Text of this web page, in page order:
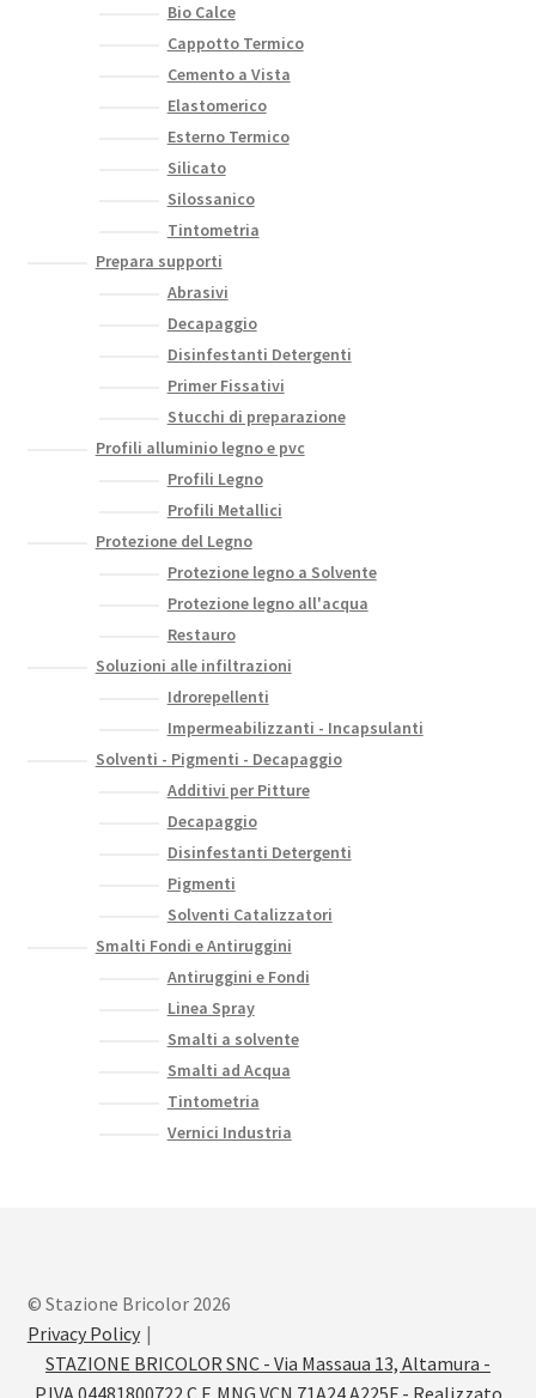
Bio Calce
Cappotto Termico
Cemento a Vista
Elastomerico
Esterno Termico
Silicato
Silossanico
Tintometria
Prepara supporti
Abrasivi
Decapaggio
Disinfestanti Detergenti
Primer Fissativi
Stucchi di preparazione
Profili alluminio legno e pvc
Profili Legno
Profili Metallici
Protezione del Legno
Protezione legno a Solvente
Protezione legno all'acqua
Restauro
Soluzioni alle infiltrazioni
Idrorepellenti
Impermeabilizzanti - Incapsulanti
Solventi - Pigmenti - Decapaggio
Additivi per Pitture
Decapaggio
Disinfestanti Detergenti
Pigmenti
Solventi Catalizzatori
Smalti Fondi e Antiruggini
Antiruggini e Fondi
Linea Spray
Smalti a solvente
Smalti ad Acqua
Tintometria
Vernici Industria
© Stazione Bricolor 2026
Privacy Policy
STAZIONE BRICOLOR SNC - Via Massaua 13, Altamura -
P.IVA 04481800722 C.F. MNG VCN 71A24 A225F - Realizzato